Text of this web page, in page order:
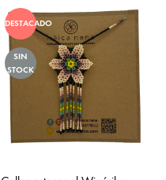
DESTACADO
SIN
STOCK